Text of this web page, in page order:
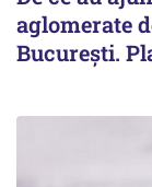
aglomerate
București.